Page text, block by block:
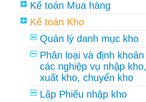
Kế toán Mua hàng
Kế toán Kho
Quản lý danh mục kho
Phân loại và định khoản
các nghiệp vụ nhập kho,
xuất kho, chuyển kho
Lập Phiếu nhập kho